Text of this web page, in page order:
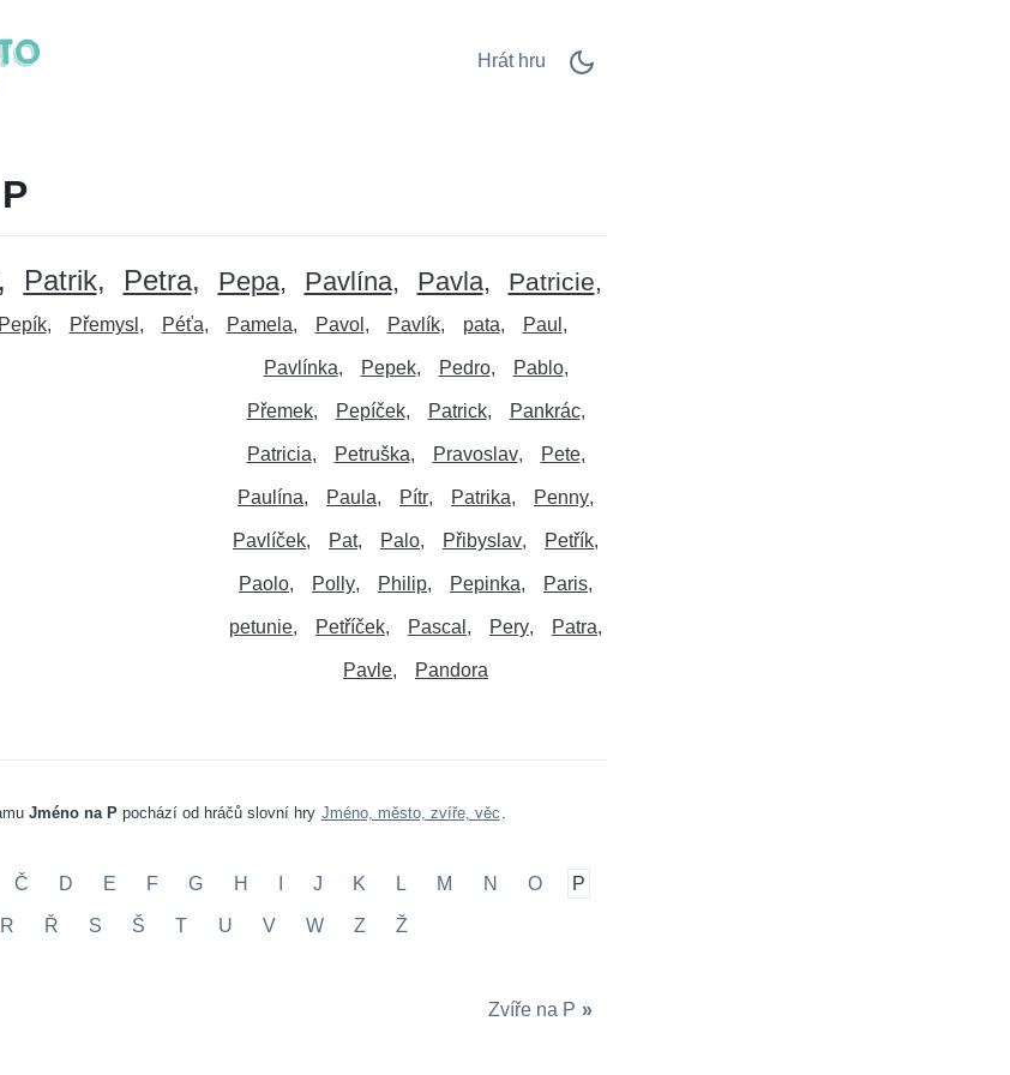
Hrát hru
Patrik Petra Pepa Pavlína Pavla Patricie
Pepík Přemysl Péťa Pamela Pavol Pavlík pata Paul
Pavlínka Pepek Pedro Pablo
Přemek Pepíček Patrick Pankrác
Patricia Petruška Pravoslav Pete
Paulína Paula Pítr Patrika Penny
Pavlíček Pat Palo Přibyslav Petřík
Paolo Polly Philip Pepinka Paris
petunie Petříček Pascal Pery Patra
Pavle Pandora
Jméno na Ppochází od hráčů slovní hry Jméno, město, zvíře, věc .
Č D E F G H J K L M N O P
R Ř S Š T U V W Z Ž
Zvíře na P »